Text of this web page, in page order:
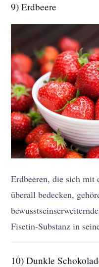
9) Erdbeere
Erdbeeren, die sich
überall bedecken,
Fisetin-Substanz in
10) Dunkle